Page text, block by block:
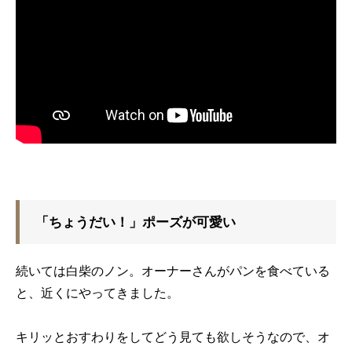
「ちょうだい！」ポーズが可愛い
続いては白柴のノン。オーナーさんがパンを食べている
と、近くにやってきました。
キリッとおすわりをしてどう見ても欲しそうなので、オ